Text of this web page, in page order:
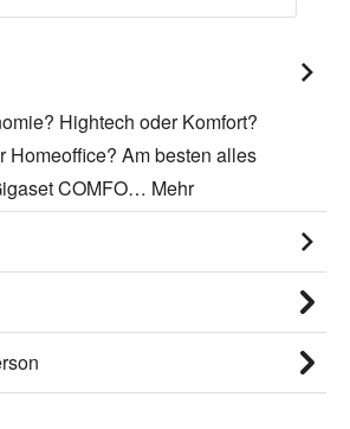
Hightech oder Komfort?
Homeoffice? Am besten alles
COMFO… Mehr